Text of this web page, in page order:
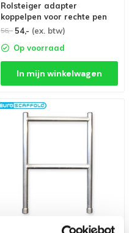
Rolsteiger adapter
koppelpen voor rechte pen
56,- 54,- (ex. btw)
Op voorraad
In mijn winkelwagen
Rolsteiger leuningframe 75